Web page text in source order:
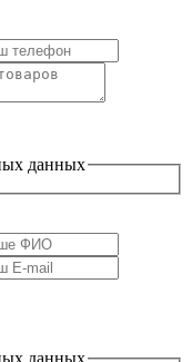
данных
данных